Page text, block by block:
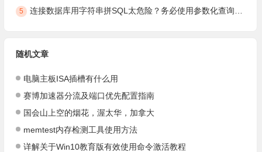
5 连接数据库用字符串拼SQL太危险？务必使用参数化查询，安全防注入
随机文章
电脑主板ISA插槽有什么用
赛博加速器分流及端口优先配置指南
国会山上空的烟花，渥太华，加拿大
memtest内存检测工具使用方法
详解关于Win10教育版有效使用命令激活教程